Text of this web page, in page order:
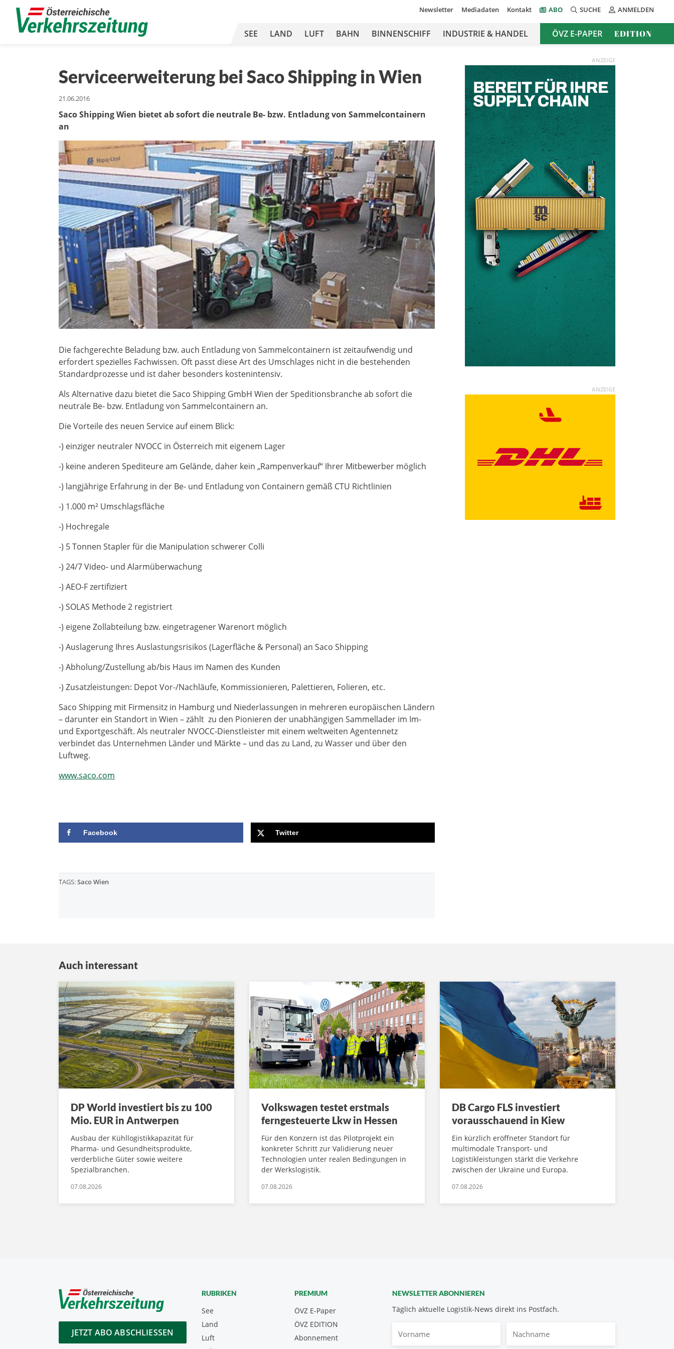
Newsletter Mediadaten Kontakt ABO SUCHE ANMELDEN
SEE LAND LUFT BAHN BINNENSCHIFF INDUSTRIE & HANDEL ÖVZ E-PAPER EDITION
Serviceerweiterung bei Saco Shipping in Wien
21.06.2016
Saco Shipping Wien bietet ab sofort die neutrale Be- bzw. Entladung von Sammelcontainern
an
Die fachgerechte Beladung bzw. auch Entladung von Sammelcontainern ist zeitaufwendig und
erfordert spezielles Fachwissen. Oft passt diese Art des Umschlages nicht in die bestehenden
Standardprozesse und ist daher besonders kostenintensiv.
Als Alternative dazu bietet die Saco Shipping GmbH Wien der Speditionsbranche ab sofort die
neutrale Be- bzw. Entladung von Sammelcontainern an.
Die Vorteile des neuen Service auf einem Blick:
-) einziger neutraler NVOCC in Österreich mit eigenem Lager
-) keine anderen Spediteure am Gelände, daher kein „Rampenverkauf“ Ihrer Mitbewerber möglich
-) langjährige Erfahrung in der Be- und Entladung von Containern gemäß CTU Richtlinien
-) 1.000 m² Umschlagsfläche
-) Hochregale
-) 5 Tonnen Stapler für die Manipulation schwerer Colli
-) 24/7 Video- und Alarmüberwachung
-) AEO-F zertifiziert
-) SOLAS Methode 2 registriert
-) eigene Zollabteilung bzw. eingetragener Warenort möglich
-) Auslagerung Ihres Auslastungsrisikos (Lagerfläche & Personal) an Saco Shipping
-) Abholung/Zustellung ab/bis Haus im Namen des Kunden
-) Zusatzleistungen: Depot Vor-/Nachläufe, Kommissionieren, Palettieren, Folieren, etc.
Saco Shipping mit Firmensitz in Hamburg und Niederlassungen in mehreren europäischen Ländern
– darunter ein Standort in Wien – zählt zu den Pionieren der unabhängigen Sammellader im Im-
und Exportgeschäft. Als neutraler NVOCC-Dienstleister mit einem weltweiten Agentennetz
verbindet das Unternehmen Länder und Märkte – und das zu Land, zu Wasser und über den
Luftweg.
www.saco.com
Facebook Twitter
TAGS:Saco Wien
ANZEIGE
ANZEIGE
Auch interessant
DP World investiert bis zu 100
Mio. EUR in Antwerpen
Ausbau der Kühllogistikkapazität für
Pharma- und Gesundheitsprodukte,
verderbliche Güter sowie weitere
Spezialbranchen.
07.08.2026
Volkswagen testet erstmals
ferngesteuerte Lkw in Hessen
Für den Konzern ist das Pilotprojekt ein
konkreter Schritt zur Validierung neuer
Technologien unter realen Bedingungen in
der Werkslogistik.
07.08.2026
DB Cargo FLS investiert
vorausschauend in Kiew
Ein kürzlich eröffneter Standort für
multimodale Transport- und
Logistikleistungen stärkt die Verkehre
zwischen der Ukraine und Europa.
07.08.2026
JETZT ABO ABSCHLIESSEN
NEWSLETTER ABONNIEREN
Täglich aktuelle Logistik-News direkt ins Postfach.
RUBRIKEN
See
Land
Luft
PREMIUM
ÖVZ E-Paper
Abonnement
ÖVZ EDITION